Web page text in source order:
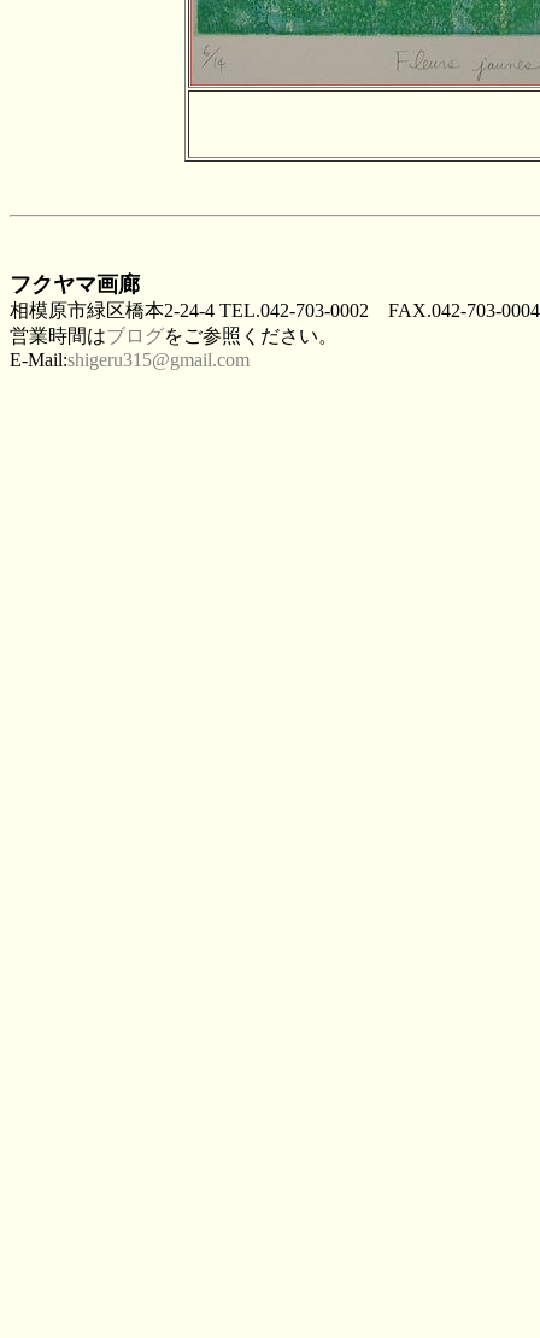
フクヤマ画廊
相模原市緑区橋本2-24-4 TEL.042-703-0002 FAX.042-703-0004
営業時間はブログをご参照ください。
E-Mail:shigeru315@gmail.com